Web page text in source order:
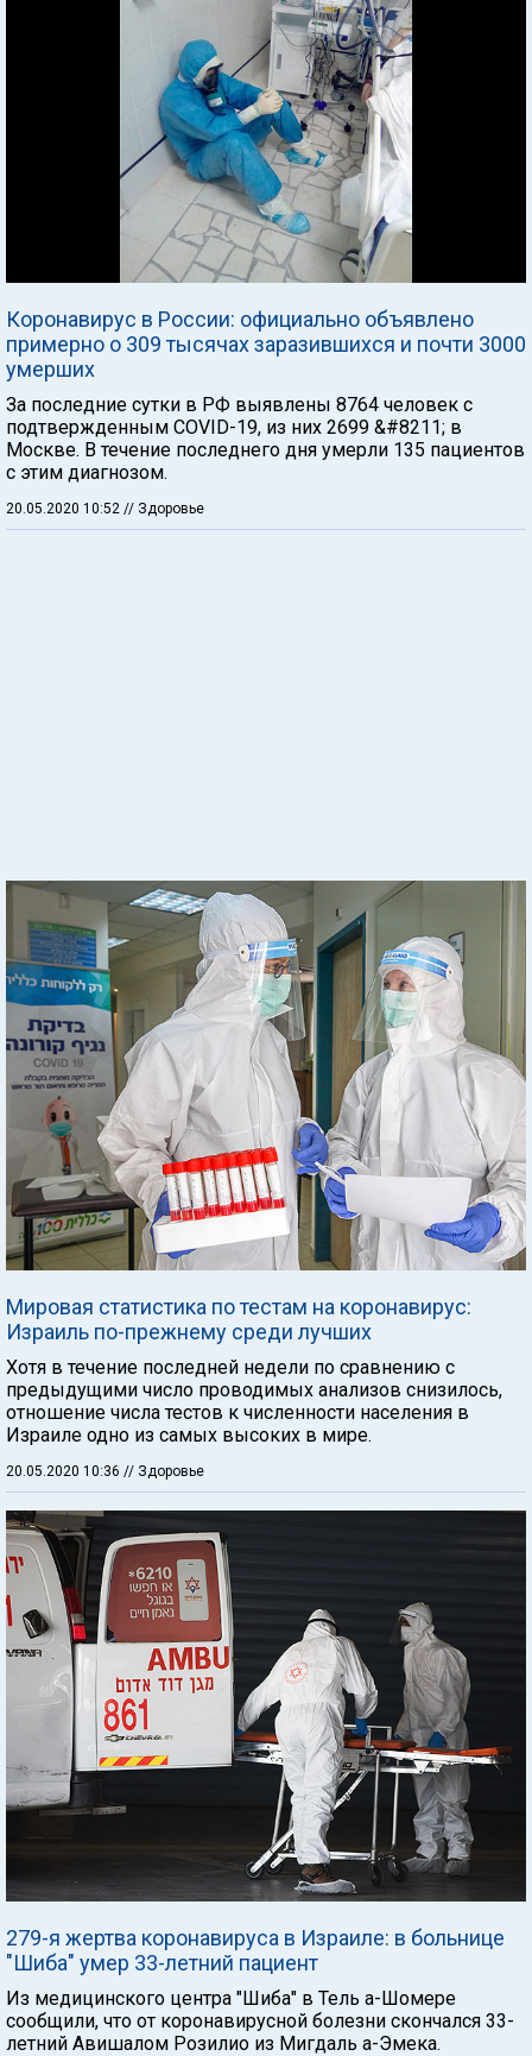
Коронавирус в России: официально объявлено
примерно о 309 тысячах заразившихся и почти 3000
умерших
За последние сутки в РФ выявлены 8764 человек с
подтвержденным COVID-19, из них 2699 &#8211; в
Москве. В течение последнего дня умерли 135 пациентов
с этим диагнозом.
20.05.2020 10:52 // Здоровье
Мировая статистика по тестам на коронавирус:
Израиль по-прежнему среди лучших
Хотя в течение последней недели по сравнению с
предыдущими число проводимых анализов снизилось,
отношение числа тестов к численности населения в
Израиле одно из самых высоких в мире.
20.05.2020 10:36 // Здоровье
279-я жертва коронавируса в Израиле: в больнице
"Шиба" умер 33-летний пациент
Из медицинского центра "Шиба" в Тель а-Шомере
сообщили, что от коронавирусной болезни скончался 33-
летний Авишалом Розилио из Мигдаль а-Эмека.